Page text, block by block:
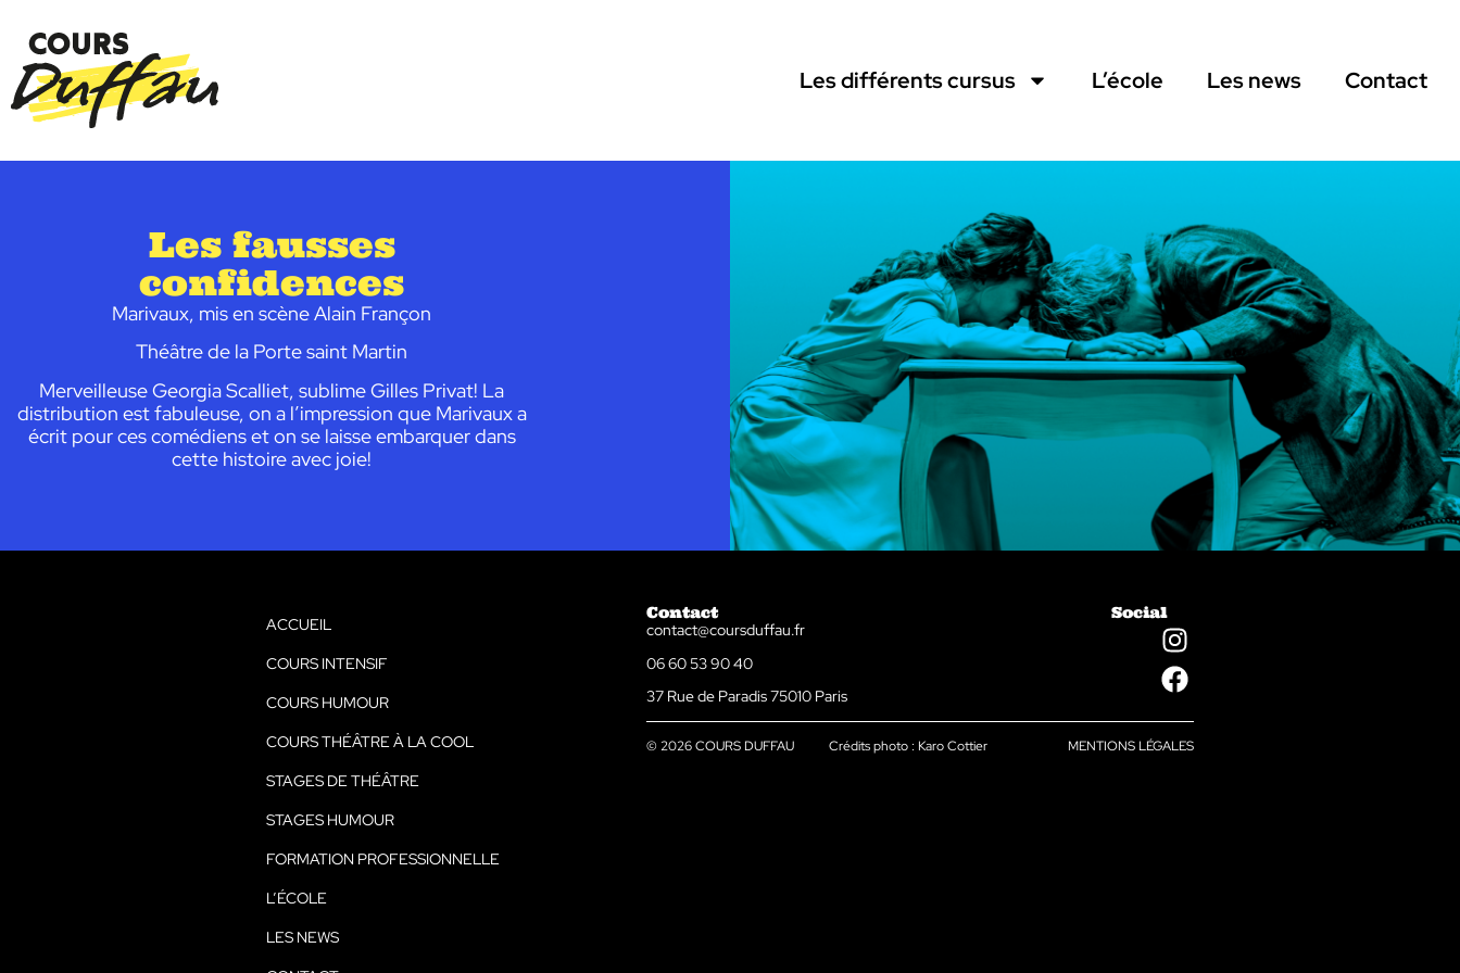
Les différents cursus L’école Les news Contact
Les fausses
confidences
Marivaux, mis en scène Alain Françon
Théâtre de la Porte saint Martin
Merveilleuse Georgia Scalliet, sublime Gilles Privat! La
distribution est fabuleuse, on a l’impression que Marivaux a
écrit pour ces comédiens et on se laisse embarquer dans
cette histoire avec joie!
ACCUEIL
COURS INTENSIF
COURS HUMOUR
COURS THÉÂTRE À LA COOL
STAGES DE THÉÂTRE
STAGES HUMOUR
FORMATION PROFESSIONNELLE
L’ÉCOLE
LES NEWS
Contact
contact@coursduffau.fr
06 60 53 90 40
37 Rue de Paradis 75010 Paris
Social
© 2026 COURS DUFFAU Crédits photo : Karo Cottier MENTIONS LÉGALES